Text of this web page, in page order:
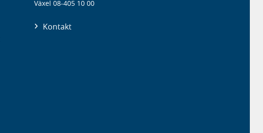
Växel 08-405 10 00
Kontakt